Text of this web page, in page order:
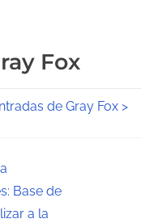
Fox
de Gray Fox >
Base de
a la